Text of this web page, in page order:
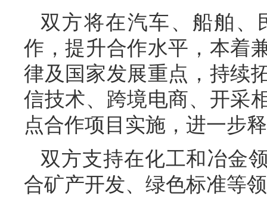
双方将在汽车、船舶、
作，提升合作水平，本着
律及国家发展重点，持续
信技术、跨境电商、开采
点合作项目实施，进一步
双方支持在化工和冶金
合矿产开发、绿色标准等